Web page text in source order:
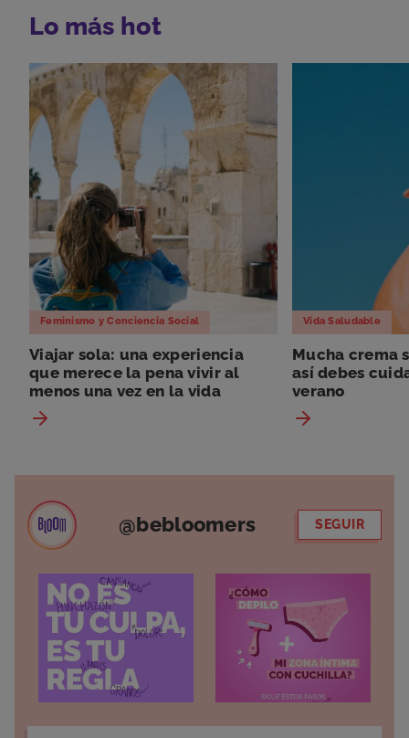
Lo más hot
Feminismo y Conciencia Social
Viajar sola: una experiencia
que merece la pena vivir al
menos una vez en la vida
Vida Saludable
Mucha crema
así debes
verano
@bebloomers SEGUIR